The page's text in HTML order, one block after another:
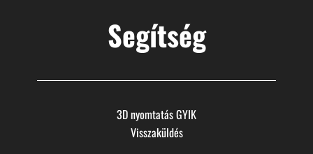
Segítség
3D nyomtatás GYIK
Visszaküldés